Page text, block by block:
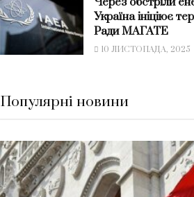
Україна ініціює
Ради МАГАТЕ
10 ЛИСТОПАДА, 2025
Популярні новини